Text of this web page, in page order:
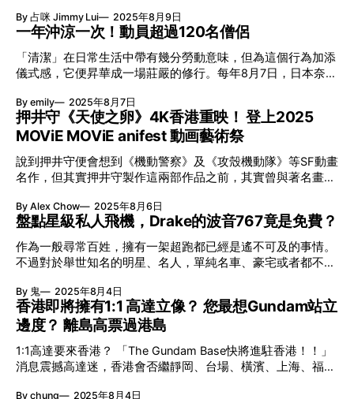
名為「株式会社島村吳服店」，1972年，才更名為「株式会社
しまむら」。除自家品牌之外，同時亦有採購其他廠商的出
覺總有點陌生？ 遊客難到！因為刻意避開市區 SHIMAMURA
制霸全國都道府縣、並擁有2,000多家分店，不過店舖選址卻
便的一家可能已經是高田馬場的分店…… 而SHIMAMURA解釋
做法其實是為了降低租賃成本，於是商品價格就有下調空間。
而店舖其實亦一直以服務社區、貼近家庭客群為目標。公司
雜誌編輯變情色攝影大師？ 相信不少人對於米原康正的印象
都離不開「情色攝影大師」這個稱號。1995年，日本潮流雜
誌《egg》創刊，他便加入成為編輯。至於為甚麼會開始拍照
呢？其實因為每次拍攝模特兒時，雜誌攝影師準備燈光的時間
過長，於是米原隨手拿起即影即有相機嘗試拍攝。沒想到這些
照片在雜誌刊登後非常受歡迎，更慢慢塑造出個人獨特的攝影
風格。雖然經常為性感模特兒、女星拍照，不過不要以為他艷
福無邊，其實每次拍攝太太也會監場幫忙。 涉谷系辣妹造型
幕後推手 90年代，米原康正在《egg》雜誌上不斷拍攝這類照
片，帶起了Gyaru辣妹文化的興起。Gyaru是英文「Girl」的日
文發音，始於1970年代，指的是身穿時尚服裝的女性統稱。
Monkey's，以「單飛」的形式推出個人大碟，迅速成為日本
歌壇的超級天后，並引領了小麥膚色的風潮，慢慢更演變成大
家熟悉的涉谷系辣妹造型。這種打
By 占咪 Jimmy Lui 2025年8月9日
一年沖涼一次！動員超過120名僧侶
「清潔」在日常生活中帶有幾分勞動意味，但為這個行為加添
儀式感，它便昇華成一場莊嚴的修行。每年8月7日，日本奈良
積的灰塵。由早上7時開始，超過120名身穿白衣的僧侶及信眾
便會在東大寺集合進行淨身儀式，隨之開始一年一度的清掃及
擦拭，整個過程長達約兩個半小時。 0:00 /0:25 1× 連Muji也
要紀錄東大寺大佛？ 記得Muji這條以「掃除」為主題的宣傳企
劃嗎？藉由清洗船隻、刮洗外牆、擦洗大象、街頭擦鞋等多個
畫面捕捉打掃背後的美學，而其中令人最深刻的莫過於是清潔
大佛那幾秒。好幾個白衣僧侶坐在一個「籃子」裡，被拉到約
15米高大佛的頭部位置，在相當於五層樓的高度為大佛拭身。
最有趣的是他們背後分別寫著「東」、「中」、「西」，以代
表他們負責的部份。 東大寺是全球最大木造建築？ 據日本旅
遊媒體「訪日ラボ」及「口コミコム」去年統計，在奈良縣熱
東大寺穩居第二位，東大寺大佛殿則高踞第五位。東大寺有甚
麼
By emily 2025年8月7日
押井守《天使之卵》4K香港重映！ 登上2025
MOViE MOViE anifest 動画藝術祭
說到押井守便會想到《機動警察》及《攻殼機動隊》等SF動畫
名作，但其實押井守製作這兩部作品之前，其實曾與著名畫師
過去，《天使之卵》這套經典作品將以4K在今年2025的
MOViE MOViE anifest 動画藝術祭上映，讓大家細味這套由兩
位大師合作的經典！ 《天使之卵》兩大師作品 有《天使之
卵》別於押井守知名的SF題材，在《Final Fantasy》人物設計
的天野喜孝合作筆下。整體風格作畫華麗，以奇幻及灰濛的畫
面視人，猶如走進末世的人文環境，絕對是動畫界的經典。
不過，動畫經典的其中一個原因是因為過於艱澀，就連押井守
也說過自己沒法一次過看完。故事參考了《舊約聖經》「諾亞
方舟」成背景，講述一對沒有名字的男女，各自背上十字架及
一顆蛋相遇，交待文明的演進及想像的未來。全片大約70分
鐘，但對白不多，更多為人物長鏡頭及環境渲染，所以不少人
By Alex Chow 2025年8月6日
盤點星級私人飛機，Drake的波音767竟是免費？
作為一般尋常百姓，擁有一架超跑都已經是遙不可及的事情。
不過對於舉世知名的明星、名人，單純名車、豪宅或者都不足
的私人飛機先至夠架勢！ 籃球之神的「象紋」噴射機 Michael
Jordan最近花了200萬美元買下一輛訂製電能跑車；另一邊廂
又斥資7,000萬美元，購入了最新款的Gulfstream 650ER私人
噴射客機。不過於2016年，籃球之神其實已經擁有一架
Gulfstream的G550，但相比之下650ER擁有0.925馬赫（接近
音速）的最高航速，總言之就是一個字，「威」！ 最高調私
人座駕 有人擁有私人飛機是為了私隱；反觀Michael Jordan的
By 鬼 2025年8月4日
香港即將擁有1:1 高達立像？ 您最想Gundam站立
邊度？ 離島高票過港島
1:1高達要來香港？ 「The Gundam Base快將進駐香港！！」
消息震撼高達迷，香港會否繼靜岡、台場、橫濱、上海、福
By chung 2025年8月4日